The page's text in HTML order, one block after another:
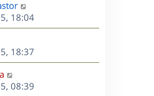
18:04
18:37
08:39